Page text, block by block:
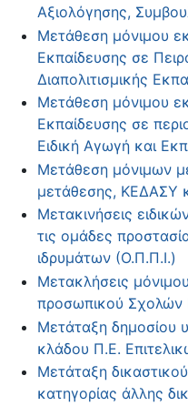
Αξιολόγησης,
Μετάθεση μόνιμου
Εκπαίδευσης σε
Διαπολιτισμικής
Μετάθεση μόνιμου
Εκπαίδευσης σε
Ειδική Αγωγή και
Μετάθεση μόνιμων
μετάθεσης, ΚΕΔΑΣΥ
Μετακινήσεις
τις ομάδες
ιδρυμάτων (Ο.Π.Π.Ι.)
Μετακλήσεις
προσωπικού Σχολών
Μετάταξη δημοσίου
κλάδου Π.Ε.
Μετάταξη
κατηγορίας άλλης